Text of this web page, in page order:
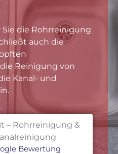
die Rohrreinigung
auch die
Reinigung von
Kanal- und
– Rohrreinigung &
Bewertung